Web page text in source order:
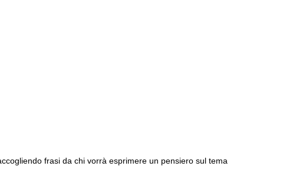
frasi da chi vorrà esprimere un pensiero sul tema